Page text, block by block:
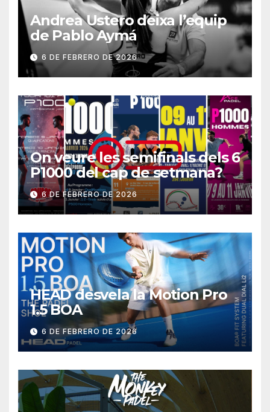
Andrea Ustero deixa l’equip
de Pablo Aymá
6 DE FEBRERO DE 2026
On veure les semifinals dels 6
P1000 del cap de setmana?
6 DE FEBRERO DE 2026
HEAD desvela la Motion Pro
1.5 BOA
6 DE FEBRERO DE 2026